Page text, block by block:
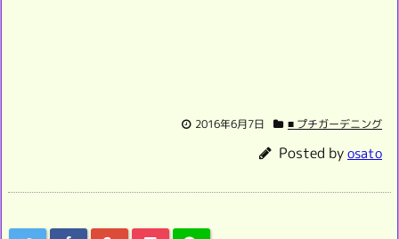
2016年6月7日 ■ プチガーデニング
Posted byosato